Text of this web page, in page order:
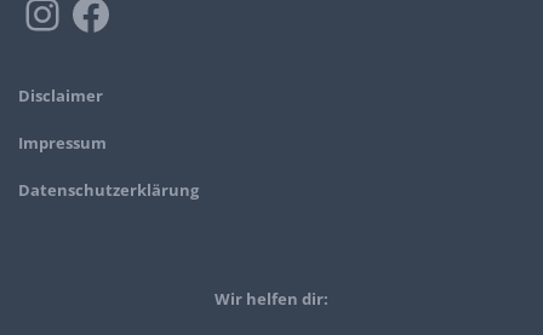
Disclaimer
Impressum
Datenschutzerklärung
Wir helfen dir: